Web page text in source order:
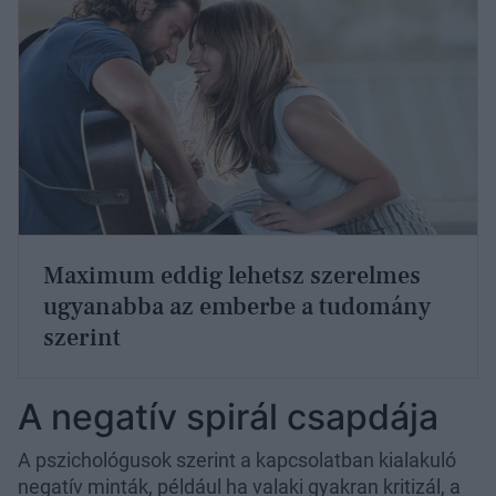
Maximum eddig lehetsz szerelmes
ugyanabba az emberbe a tudomány
szerint
A negatív spirál csapdája
A pszichológusok szerint a kapcsolatban kialakuló
negatív minták, például ha valaki gyakran kritizál, a